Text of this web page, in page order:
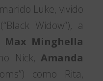
Luke, vivido
(“Black Widow”), a
Max Minghella
Nick, Amanda
como Rita,